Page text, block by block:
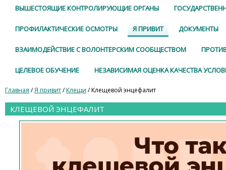
ВЫШЕСТОЯЩИЕ КОНТРОЛИРУЮЩИЕ ОРГАНЫ
ПРОФИЛАКТИЧЕСКИЕ ОСМОТРЫ Я ПРИВИТ ДОКУМЕНТЫ
ВЗАИМОДЕЙСТВИЕ С ВОЛОНТЕРСКИМ СООБЩЕСТВОМ
ЦЕЛЕВОЕ ОБУЧЕНИЕ НЕЗАВИСИМАЯ ОЦЕНКА КАЧЕСТВА
Главная /Я привит/Клещи / Клещевой энцефалит
КЛЕЩЕВОЙ ЭНЦЕФАЛИТ